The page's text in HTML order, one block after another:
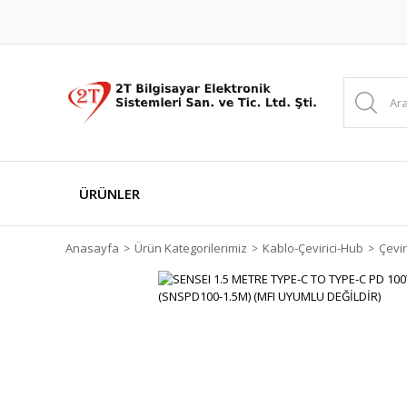
ÜRÜNLER
Anasayfa Ürün Kategorilerimiz Kablo-Çevirici-Hub